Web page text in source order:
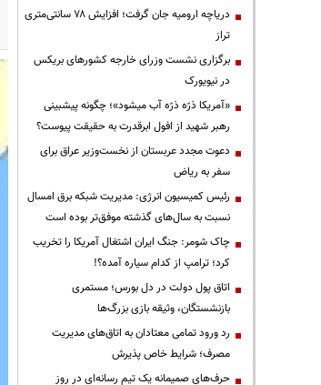
دریاچه ارومیه جان گرفت؛ افزایش ۷۸ سانتی‌متری
تراز
برگزاری نشست وزرای خارجه کشورهای بریکس
در نیویورک
«آمریکا ذرّه ذرّه آب میشود»؛ چگونه پیشبینی
رهبر شهید از افول ابرقدرت به حقیقت پیوست؟
دعوت مجدد عربستان از نخست‌وزیر عراق برای
سفر به ریاض
رئیس کمیسیون انرژی: مدیریت شبکه برق امسال
نسبت به سال‌های گذشته موفق‌تر بوده است
چاک شومر: جنگ ایران اشتغال آمریکا را تخریب
کرد؛ ترامپ از کدام سیاره آمده؟!
اتاق پول دولت در دل بورس؛ مستمری
بازنشستگان، وثیقه بازی بزرگ‌ها
رد ورود تمامی معتادان به اتاق‌های مدیریت
مصرف؛ شرایط خاص پذیرش
حرف‌های صمیمانه یک تیم رسانه‌ای در روز